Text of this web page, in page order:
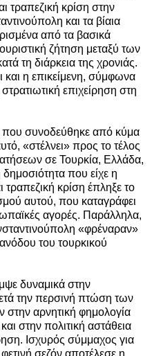
τραπεζική κρίση στην
και τα βίαια
από τα βασικά
ζήτηση μεταξύ των
τη διάρκεια της χρονιάς.
η επικείμενη, σύμφωνα
στρατιωτική επιχείρηση στη
που συνοδεύθηκε από κύμα
«στέλνει» προς το τέλος
σε Τουρκία, Ελλάδα,
που είχε η
κρίση έπληξε το
αυτού, που καταγράφει
αγορές. Παράλληλα,
«φρέναραν»
του τουρκικού
δυναμικά στην
την περσινή πτώση των
στην αρνητική φημολογία
και στην πολιτική αστάθεια
Ισχυρός σύμμαχος για
σεζόν αποτέλεσε η